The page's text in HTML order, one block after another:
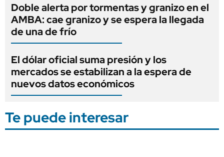
Doble alerta por tormentas y granizo en el
AMBA: cae granizo y se espera la llegada
de una de frío
El dólar oficial suma presión y los
mercados se estabilizan a la espera de
nuevos datos económicos
Te puede interesar